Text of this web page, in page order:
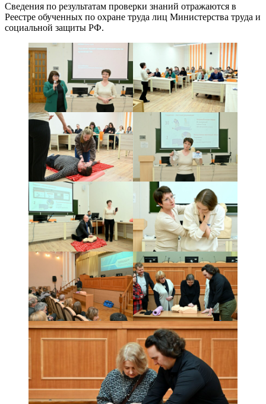
Сведения по результатам проверки знаний отражаются в
Реестре обученных по охране труда лиц Министерства труда и
социальной защиты РФ.